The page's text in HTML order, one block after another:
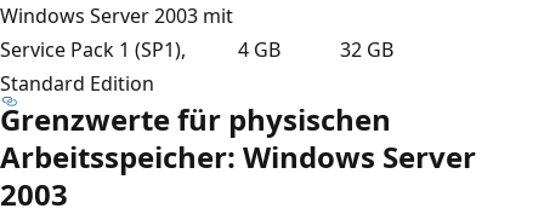
Windows Server 2003 mit
Service Pack 1 (SP1),
Standard Edition
4 GB 32 GB
Grenzwerte für physischen
Arbeitsspeicher: Windows Server
2003